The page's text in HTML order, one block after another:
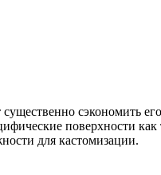
сэкономить
поверхности
для кастомизации.